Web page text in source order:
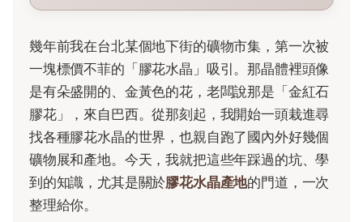
幾年前我在台北某個地下街的礦物市集，第一次被
一塊標價不菲的「膠花水晶」吸引。那晶體裡頭像
是有朵盛開的、金黃色的花，老闆說那是「金紅石
膠花」，來自巴西。從那刻起，我開始一頭栽進尋
找各種膠花水晶的世界，也親自跑了國內外好幾個
礦物展和產地。今天，我就把這些年踩過的坑、學
到的知識，尤其是關於膠花水晶產地的門道，一次
整理給你。